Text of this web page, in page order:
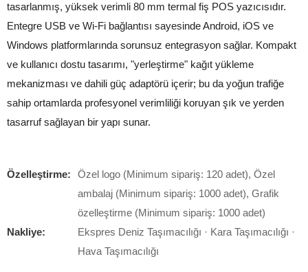
tasarlanmış, yüksek verimli 80 mm termal fiş POS yazıcısıdır.
Entegre USB ve Wi-Fi bağlantısı sayesinde Android, iOS ve
Windows platformlarında sorunsuz entegrasyon sağlar. Kompakt
ve kullanıcı dostu tasarımı, "yerleştirme" kağıt yükleme
mekanizması ve dahili güç adaptörü içerir; bu da yoğun trafiğe
sahip ortamlarda profesyonel verimliliği koruyan şık ve yerden
tasarruf sağlayan bir yapı sunar.
Özelleştirme:
Özel logo (Minimum sipariş: 120 adet), Özel
ambalaj (Minimum sipariş: 1000 adet), Grafik
özelleştirme (Minimum sipariş: 1000 adet)
Nakliye:
Ekspres Deniz Taşımacılığı · Kara Taşımacılığı ·
Hava Taşımacılığı